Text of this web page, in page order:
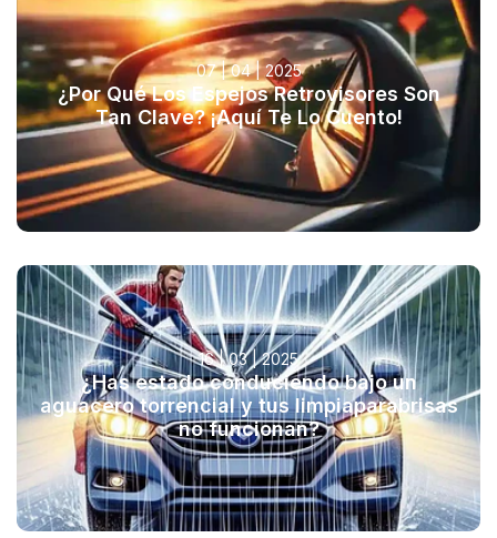
07 | 04 | 2025
¿Por Qué Los Espejos Retrovisores Son
Tan Clave? ¡Aquí Te Lo Cuento!
16 | 03 | 2025
¿Has estado conduciendo bajo un
aguacero torrencial y tus limpiaparabrisas
no funcionan?